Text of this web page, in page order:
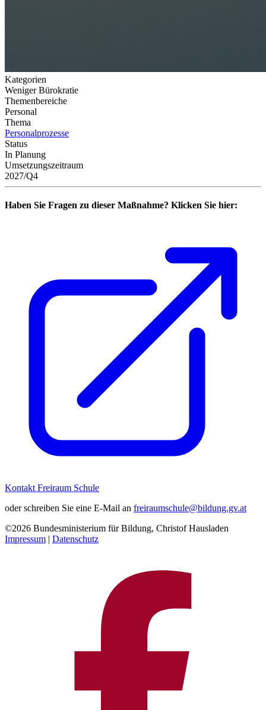
Kategorien
Weniger Bürokratie
Themenbereiche
Personal
Thema
Personalprozesse
Status
In Planung
Umsetzungszeitraum
2027/Q4
Haben Sie Fragen zu dieser Maßnahme? Klicken Sie hier:
Kontakt Freiraum Schule
oder schreiben Sie eine E-Mail an freiraumschule@bildung.gv.at
©2026 Bundesministerium für Bildung, Christof Hausladen
Impressum | Datenschutz